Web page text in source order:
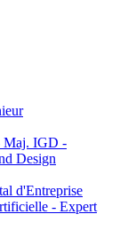
IGD -
Design
d'Entreprise
- Expert